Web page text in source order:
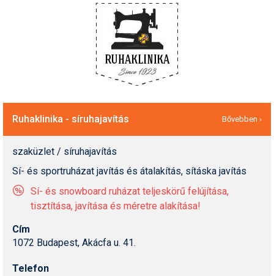
Ruhaklinika - síruhajavítás Bővebben ›
szaküzlet / síruhajavítás
Sí- és sportruházat javítás és átalakítás, sításka javítás
Sí- és snowboard ruházat teljeskörű felújítása,
tisztítása, javítása és méretre alakítása!
Cím
1072 Budapest, Akácfa u. 41.
Telefon